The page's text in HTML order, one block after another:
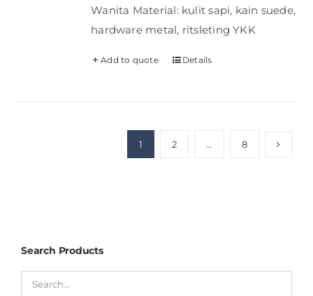
Wanita Material: kulit sapi, kain suede,
hardware metal, ritsleting YKK
Add to quote Details
1 2 … 8
Search Products